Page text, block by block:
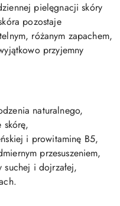
pielęgnacji skóry
pozostaje
różanym zapachem,
przyjemny
naturalnego,
skórę,
i prowitaminę B5,
przesuszeniem,
i dojrzałej,